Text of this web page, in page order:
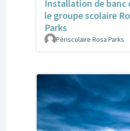
Installation de banc
le groupe scolaire
Parks
Périscolaire Rosa Parks